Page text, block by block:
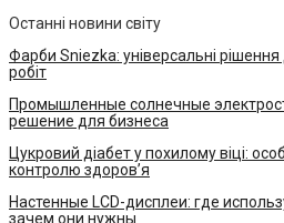
Останні новини світу
Фарби Sniezka: універсальні рішення
робіт
Промышленные солнечные
решение для бизнеса
Цукровий діабет у похилому віці:
контролю здоров’я
Настенные LCD-дисплеи: где
зачем они нужны